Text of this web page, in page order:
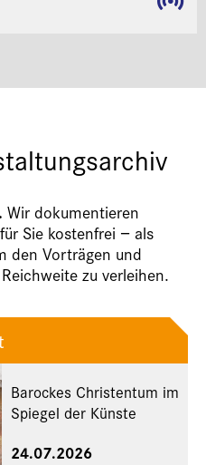
Wir dokumentieren
Sie kostenfrei − als
den Vorträgen und
zu verleihen.
Barockes Christentum im
Spiegel der Künste
24.07.2026